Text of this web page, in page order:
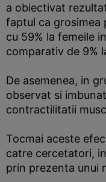
a obiectivat
faptul ca grosimea
cu 59% la femeile
comparativ de 9%
De asemenea, in
observat si
contractilitatii
Tocmai aceste
catre cercetatori,
prin prezenta unui